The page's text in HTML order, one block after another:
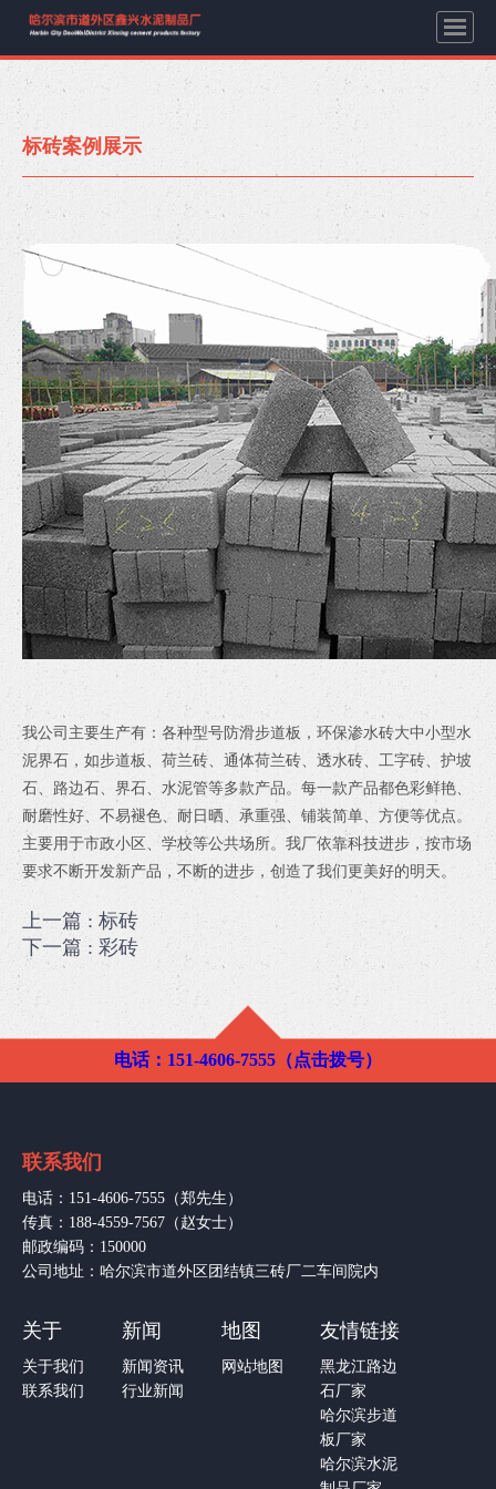
标砖案例展示
我公司主要生产有：各种型号防滑步道板，环保渗水砖大中小型水
泥界石，如步道板、荷兰砖、通体荷兰砖、透水砖、工字砖、护坡
石、路边石、界石、水泥管等多款产品。每一款产品都色彩鲜艳、
耐磨性好、不易褪色、耐日晒、承重强、铺装简单、方便等优点。
主要用于市政小区、学校等公共场所。我厂依靠科技进步，按市场
要求不断开发新产品，不断的进步，创造了我们更美好的明天。
上一篇 : 标砖
下一篇 : 彩砖
电话：151-4606-7555（点击拨号）
联系我们
电话：151-4606-7555（郑先生）
传真：188-4559-7567（赵女士）
邮政编码：150000
公司地址：哈尔滨市道外区团结镇三砖厂二车间院内
关于
关于我们
联系我们
新闻
新闻资讯
行业新闻
地图
网站地图
友情链接
黑龙江路边
石厂家
哈尔滨步道
板厂家
哈尔滨水泥